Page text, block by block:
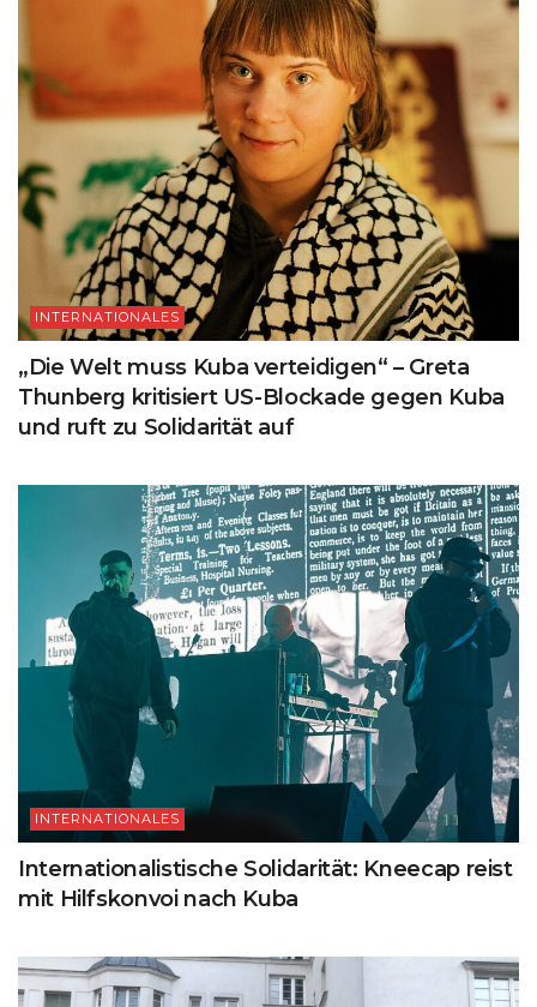
INTERNATIONALES
„Die Welt muss Kuba verteidigen“ – Greta
Thunberg kritisiert US-Blockade gegen Kuba
und ruft zu Solidarität auf
INTERNATIONALES
Internationalistische Solidarität: Kneecap reist
mit Hilfskonvoi nach Kuba